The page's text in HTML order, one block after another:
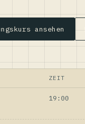
ansehen
ZEIT
19:00